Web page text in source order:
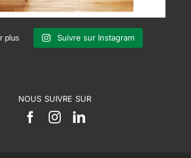
plus Suivre sur Instagram
NOUS SUIVRE SUR